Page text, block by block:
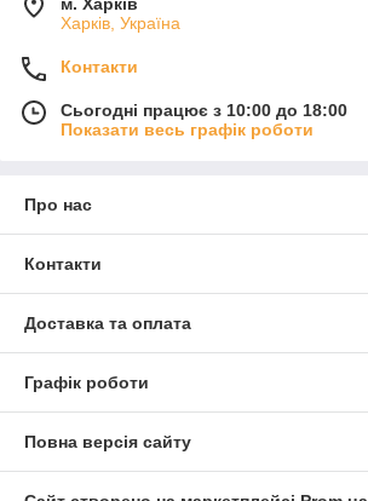
Харків, Україна
Контакти
Сьогодні працює з 10:00 до 18:00
Показати весь графік роботи
Про нас
Контакти
Доставка та оплата
Графік роботи
Повна версія сайту